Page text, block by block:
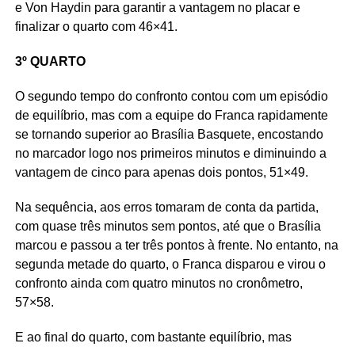
e Von Haydin para garantir a vantagem no placar e
finalizar o quarto com 46×41.
3º QUARTO
O segundo tempo do confronto contou com um episódio
de equilíbrio, mas com a equipe do Franca rapidamente
se tornando superior ao Brasília Basquete, encostando
no marcador logo nos primeiros minutos e diminuindo a
vantagem de cinco para apenas dois pontos, 51×49.
Na sequência, aos erros tomaram de conta da partida,
com quase três minutos sem pontos, até que o Brasília
marcou e passou a ter três pontos à frente. No entanto, na
segunda metade do quarto, o Franca disparou e virou o
confronto ainda com quatro minutos no cronômetro,
57×58.
E ao final do quarto, com bastante equilíbrio, mas